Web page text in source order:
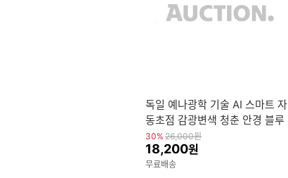
독일 예나광학 기술 AI 스마트 자
동초점 감광변색 청춘 안경 블루
라이트 차단 200도 돋보기
30% 26,000원
18,200원
무료배송